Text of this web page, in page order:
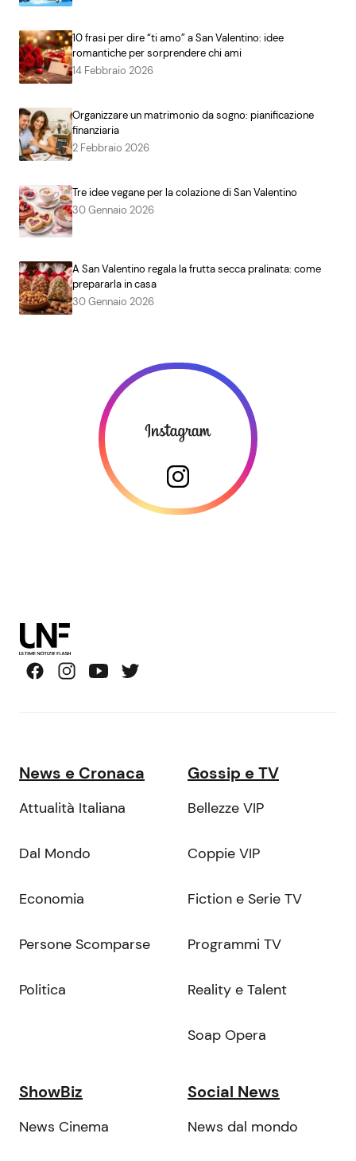
10 frasi per dire “ti amo” a San Valentino: idee
romantiche per sorprendere chi ami
14 Febbraio 2026
Organizzare un matrimonio da sogno: pianificazione
finanziaria
2 Febbraio 2026
Tre idee vegane per la colazione di San Valentino
30 Gennaio 2026
A San Valentino regala la frutta secca pralinata: come
prepararla in casa
30 Gennaio 2026
News e Cronaca
Attualità Italiana
Dal Mondo
Economia
Persone Scomparse
Politica
Gossip e TV
Bellezze VIP
Coppie VIP
Fiction e Serie TV
Programmi TV
Reality e Talent
Soap Opera
ShowBiz
News Cinema
Social News
News dal mondo